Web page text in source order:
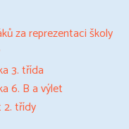
za reprezentaci školy
3. třída
6. B a výlet
2. třídy